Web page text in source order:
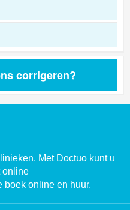
corrigeren?
Met Doctuo kunt u
online
boek online en huur.